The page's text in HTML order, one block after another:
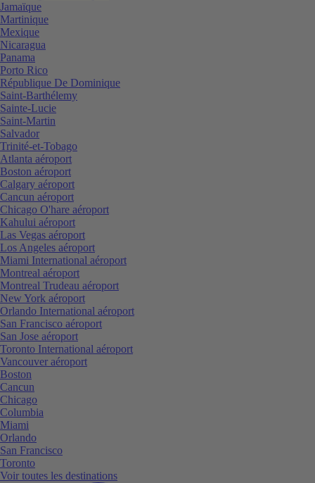
Jamaïque
Martinique
Mexique
Nicaragua
Panama
Porto Rico
République De Dominique
Saint-Barthélemy
Sainte-Lucie
Saint-Martin
Salvador
Trinité-et-Tobago
Atlanta aéroport
Boston aéroport
Calgary aéroport
Cancun aéroport
Chicago O'hare aéroport
Kahului aéroport
Las Vegas aéroport
Los Angeles aéroport
Miami International aéroport
Montreal aéroport
Montreal Trudeau aéroport
New York aéroport
Orlando International aéroport
San Francisco aéroport
San Jose aéroport
Toronto International aéroport
Vancouver aéroport
Boston
Cancun
Chicago
Columbia
Miami
Orlando
San Francisco
Toronto
Voir toutes les destinations